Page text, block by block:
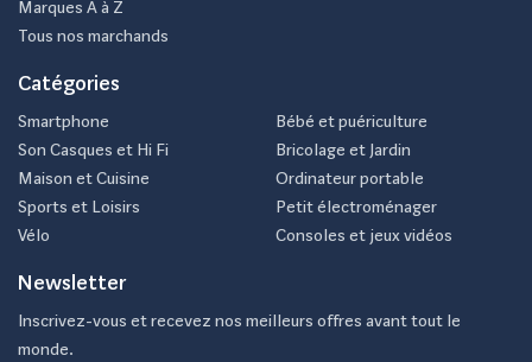
Marques A à Z
Tous nos marchands
Catégories
Smartphone
Son Casques et Hi Fi
Maison et Cuisine
Sports et Loisirs
Vélo
Bébé et puériculture
Bricolage et Jardin
Ordinateur portable
Petit électroménager
Consoles et jeux vidéos
Newsletter
Inscrivez-vous et recevez nos meilleurs offres avant tout le
monde.